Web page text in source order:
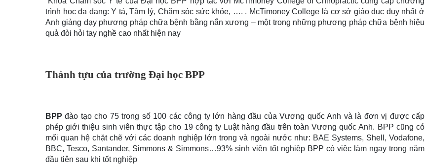
trình học đa dạng: Y tá, Tâm lý, Chăm sóc sức khỏe, …. . McTimoney College là cơ sở giáo dục duy nhất ở
Anh giảng dạy phương pháp chữa bệnh bằng nắn xương – một trong những phương pháp chữa bệnh hiệu
quả đòi hỏi tay nghề cao nhất hiện nay
Thành tựu của trường Đại học BPP
BPP đào tạo cho 75 trong số 100 các công ty lớn hàng đầu của Vương quốc Anh và là đơn vị được cấp
phép giới thiệu sinh viên thực tập cho 19 công ty Luật hàng đầu trên toàn Vương quốc Anh. BPP cũng có
mối quan hệ chặt chẽ với các doanh nghiệp lớn trong và ngoài nước như: BAE Systems, Shell, Vodafone,
BBC, Tesco, Santander, Simmons & Simmons…93% sinh viên tốt nghiệp BPP có việc làm ngay trong năm
đầu tiên sau khi tốt nghiệp